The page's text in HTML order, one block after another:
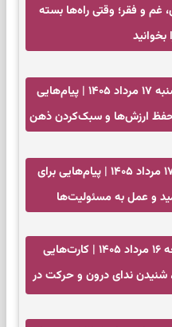
غم و فقر؛ وقتی راه‌ها بسته
فال فرشتگان امروز شنبه ۱۷ مرداد ۱۴۰۵ | پیام‌هایی
حفظ ارزش‌ها و سبک‌کردن ذهن
فال انبیا امروز شنبه ۱۷ مرداد ۱۴۰۵ | پیام‌هایی برای
و عمل به مسئولیت‌ها
فال تاروت امروز جمعه ۱۶ مرداد ۱۴۰۵ | کارت‌هایی
شنیدن ندای درون و حرکت در